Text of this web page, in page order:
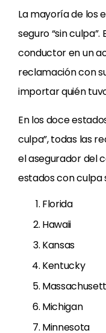
La mayoría de los
seguro “sin
conductor en un
reclamación con
importar quién
En los doce
culpa”, todas las
el asegurador del
estados con culpa
Florida
Hawaii
Kansas
Kentucky
Michigan
Minnesota